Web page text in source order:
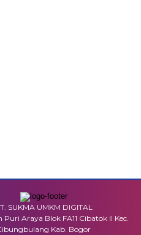
SUKMA UMKM DIGITAL
Araya Blok FA11 Cibatok II Kec.
Kab. Bogor